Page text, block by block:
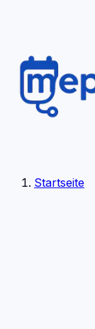
Startseite